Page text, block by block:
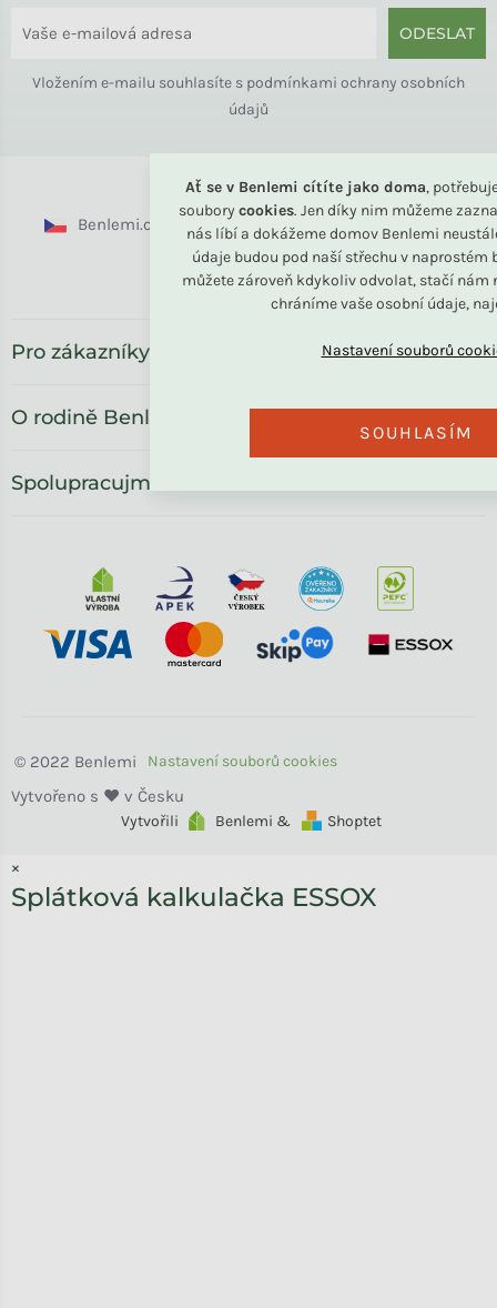
Ať se v Benlemi cítíte jako doma,
soubory cookies. Jen díky nim můžeme
nás líbí a dokážeme domov Benlemi
údaje budou pod naší střechu v naprostém
můžete zároveň kdykoliv odvolat, stačí nám
chráníme vaše osobní údaje,
SOUHLASÍM
ODESLAT
Vložením e-mailu souhlasíte s podmínkami ochrany osobních
údajů
Benlemi.cz Benlemi.sk Benlemi.com
Benlemi.ro
Pro zákazníky
O rodině Benlemi
Spolupracujme
Vytvořili Benlemi & Shoptet
Benlemi
×
Splátková kalkulačka ESSOX